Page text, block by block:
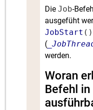
DieJob-
ausgefüht
JobStart ()
(
werden.
Woran
Befehl